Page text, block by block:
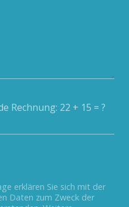
Rechnung: 22 + 15 = ?
erklären Sie sich mit der
Daten zum Zweck der